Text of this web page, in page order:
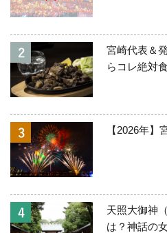
宮崎代表＆
らコレ絶対
【2026年
天照大御神
は？神話の